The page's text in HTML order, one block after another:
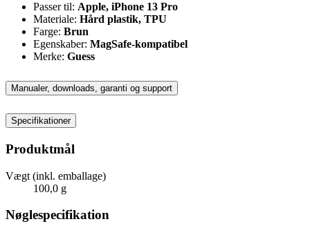
Passer til: Apple, iPhone 13 Pro
Materiale: Hård plastik, TPU
Farge: Brun
Egenskaber: MagSafe-kompatibel
Merke: Guess
Manualer, downloads, garanti og support
Specifikationer
Produktmål
Vægt (inkl. emballage)
100,0 g
Nøglespecifikation